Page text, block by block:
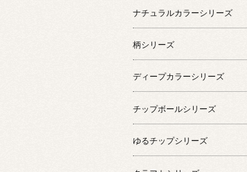
ナチュラルカラーシリーズ
柄シリーズ
ディープカラーシリーズ
チップボールシリーズ
ゆるチップシリーズ